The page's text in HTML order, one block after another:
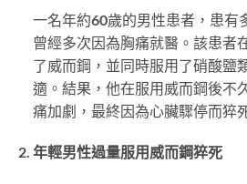
一名年約60歲的男性患者，患有
曾經多次因為胸痛就醫。該患者
了威而鋼，並同時服用了硝酸鹽
適。結果，他在服用威而鋼後不
痛加劇，最終因為心臟驟停而猝
年輕男性過量服用威而鋼猝死